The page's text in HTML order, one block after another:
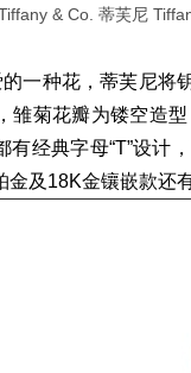
& Co. 蒂芙尼
种花，蒂芙尼将
雏菊花瓣为镂空造
有经典字母“T”设计
及18K金镶嵌款还